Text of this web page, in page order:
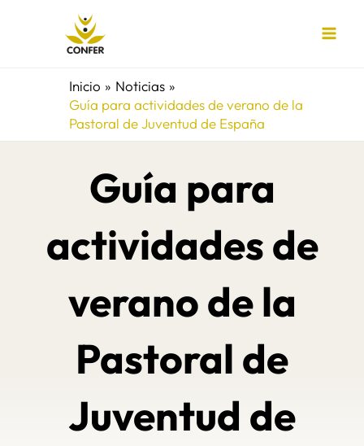
Inicio
Noticias
Guía para actividades de verano de la
Pastoral de Juventud de España
Guía para
actividades de
verano de la
Pastoral de
Juventud de